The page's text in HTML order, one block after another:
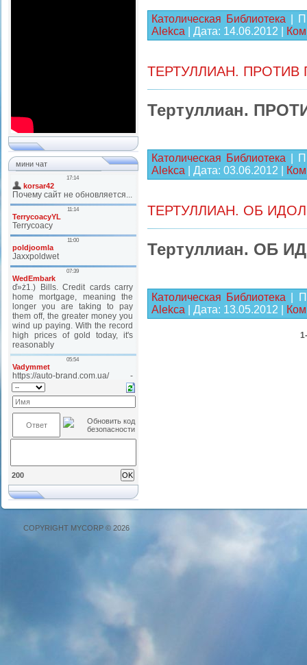
мини чат
200
Католическая Библиотека |
Alekca | Дата: 14.06.2012
ТЕРТУЛЛИАН. ПРОТИВ
Тертуллиан.
Католическая Библиотека |
Alekca | Дата: 03.06.2012
ТЕРТУЛЛИАН. ОБ
Тертуллиан. ОБ
Католическая Библиотека |
Alekca | Дата: 13.05.2012
COPYRIGHT MYCORP © 2026